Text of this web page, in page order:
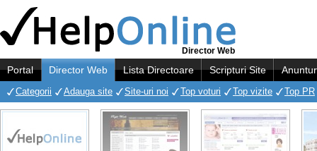
Director Web
Portal Director Web Lista Directoare Scripturi Site
Categorii Adauga site Site-uri noi Top voturi Top vizite Top PR